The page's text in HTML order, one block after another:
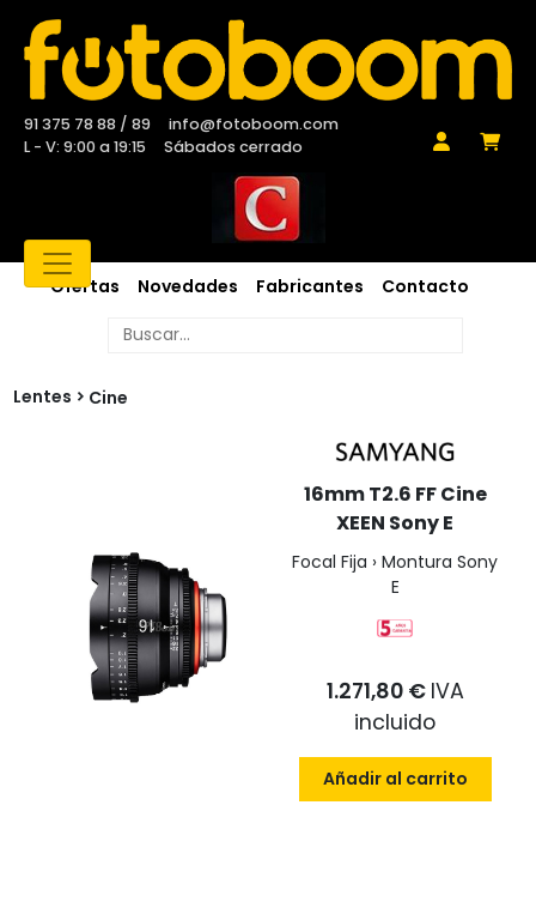
91 375 78 88 / 89
info@fotoboom.com
L - V: 9:00 a 19:15
Sábados cerrado
Ofertas Novedades Fabricantes Contacto
Lentes Cine
16mm T2.6 FF Cine
XEEN Sony E
Focal Fija › Montura Sony
E
1.271,80 € IVA
incluido
Añadir al carrito